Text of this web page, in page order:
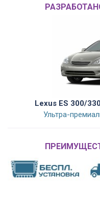
Lexus ES 300/
Ультра-